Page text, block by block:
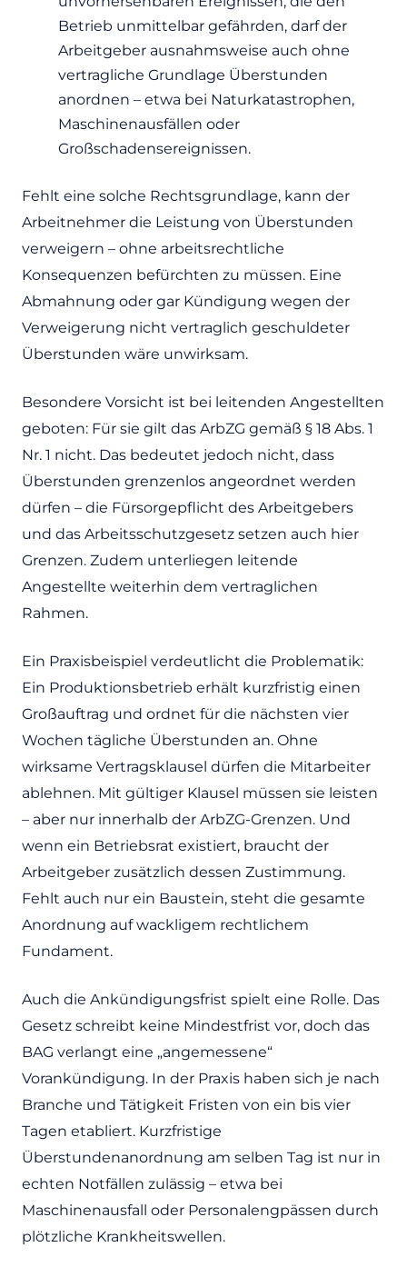
Betrieb unmittelbar gefährden, darf der
Arbeitgeber ausnahmsweise auch ohne
vertragliche Grundlage Überstunden
anordnen – etwa bei Naturkatastrophen,
Maschinenausfällen oder
Großschadensereignissen.
Fehlt eine solche Rechtsgrundlage, kann der
Arbeitnehmer die Leistung von Überstunden
verweigern – ohne arbeitsrechtliche
Konsequenzen befürchten zu müssen. Eine
Abmahnung oder gar Kündigung wegen der
Verweigerung nicht vertraglich geschuldeter
Überstunden wäre unwirksam.
Besondere Vorsicht ist bei leitenden Angestellten
geboten: Für sie gilt das ArbZG gemäß § 18 Abs. 1
Nr. 1 nicht. Das bedeutet jedoch nicht, dass
Überstunden grenzenlos angeordnet werden
dürfen – die Fürsorgepflicht des Arbeitgebers
und das Arbeitsschutzgesetz setzen auch hier
Grenzen. Zudem unterliegen leitende
Angestellte weiterhin dem vertraglichen
Rahmen.
Ein Praxisbeispiel verdeutlicht die Problematik:
Ein Produktionsbetrieb erhält kurzfristig einen
Großauftrag und ordnet für die nächsten vier
Wochen tägliche Überstunden an. Ohne
wirksame Vertragsklausel dürfen die Mitarbeiter
ablehnen. Mit gültiger Klausel müssen sie leisten
– aber nur innerhalb der ArbZG-Grenzen. Und
wenn ein Betriebsrat existiert, braucht der
Arbeitgeber zusätzlich dessen Zustimmung.
Fehlt auch nur ein Baustein, steht die gesamte
Anordnung auf wackligem rechtlichem
Fundament.
Auch die Ankündigungsfrist spielt eine Rolle. Das
Gesetz schreibt keine Mindestfrist vor, doch das
BAG verlangt eine „angemessene“
Vorankündigung. In der Praxis haben sich je nach
Branche und Tätigkeit Fristen von ein bis vier
Tagen etabliert. Kurzfristige
Überstundenanordnung am selben Tag ist nur in
echten Notfällen zulässig – etwa bei
Maschinenausfall oder Personalengpässen durch
plötzliche Krankheitswellen.